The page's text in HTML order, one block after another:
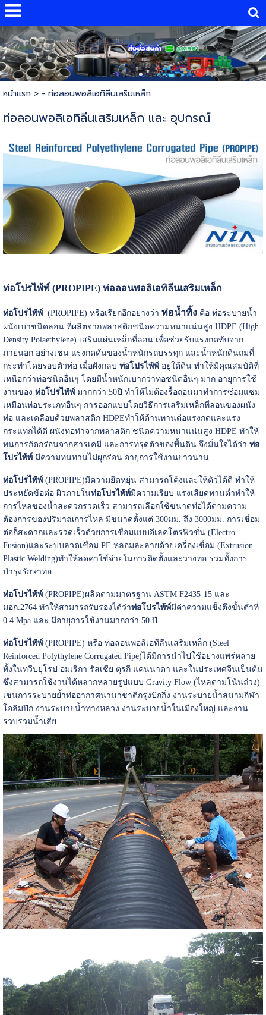
หน้าแรก> - ท่อลอนพอลิเอทิลีนเสริมเหล็ก
ท่อลอนพอลิเอทิลีนเสริมเหล็ก และ อุปกรณ์
ท่อโปรไพ้พ์ (PROPIPE) ท่อลอนพอลิเอทิลีนเสริมเหล็ก
ท่อโปรไพ้พ์(PROPIPE) หรือเรียกอีกอย่างว่า ท่อน้ำทิ้ง คือ ท่อระบายน้ำ
ผนังเบาชนิดลอน ที่ผลิตจากพลาสติกชนิดความหนาแน่นสูง HDPE (High
Density Polaethylene) เสริมแผ่นเหล็กที่ลอน เพื่อช่วยรับแรงกดทับจาก
ภายนอก อย่างเช่น แรงกดดันของน้ำหนักรถบรรทุก และน้ำหนักดินถมที่
กระทำโดยรอบตัวท่อ เมื่อฝังกลบ ท่อโปรไพ้พ์ อยู่ใต้ดิน ทำให้มีคุณสมบัติที่
เหนือกว่าท่อชนิดอื่นๆ โดยมีน้ำหนักเบากว่าท่อชนิดอื่นๆ มาก อายุการใช้
งานของ ท่อโปรไพ้พ์ มากกว่า 50ปี ทำให้ไม่ต้องรื้อถอนมาทำการซ่อมแซม
เหมือนท่อประเภทอื่นๆ การออกแบบโดยวิธีการเสริมเหล็กที่ลอนของผนัง
ท่อ และเคลือบด้วยพลาสติก HDPEทำให้ต้านทานต่อแรงกดและแรง
กระแทกได้ดี ผนังท่อทำจากพลาสติก ชนิดความหนาแน่นสูง HDPE ทำให้
ทนการกัดกร่อนจากสารเคมี และการทรุดตัวของพื้นดิน จึงมั่นใจได้ว่า ท่อ
โปรไพ้พ์ มีความทนทานไม่ผุกร่อน อายุการใช้งานยาวนาน
ท่อโปรไพ้พ์(PROPIPE)มีความยืดหยุ่น สามารถโค้งและให้ตัวได้ดี ทำให้
ประหยัดข้อต่อ ผิวภายในท่อโปรไพ้พ์มีความเรียบ แรงเสียดทานต่ำทำให้
การไหลของน้ำสะดวกรวดเร็ว สามารถเลือกใช้ขนาดท่อได้ตามความ
ต้องการของปริมาณการไหล มีขนาดตั้งแต่ 300มม. ถึง 3000มม. การเชื่อม
ต่อก็สะดวกและรวดเร็วด้วยการเชื่อมแบบอีเลคโตรฟิวชั่น (Electro
Fusion)และระบบลวดเชื่อม PE หลอมละลายด้วยเครื่องเชื่อม (Extrusion
Plastic Welding)ทำให้ลดค่าใช้จ่ายในการติดตั้งและวางท่อ รวมทั้งการ
บำรุงรักษาท่อ
ท่อโปรไพ้พ์(PROPIPE)ผลิตตามมาตรฐาน ASTM F2435-15 และ
มอก.2764 ทำให้สามารถรับรองได้ว่าท่อโปรไพ้พ์มีค่าความแข็งตึงขั้นต่ำที่
0.4 Mpa และ มีอายุการใช้งานมากกว่า 50 ปี
ท่อโปรไพ้พ์(PROPIPE) หรือ ท่อลอนพอลิเอทืลีนเสริมเหล็ก (Steel
Reinforced Polythylene Corrugated Pipe)ได้มีการนำไปใช้อย่างแพร่หลาย
ทั้งในทวีปยุโรป อมเริกา รัสเซีย ตุรกี แคนนาดา และในประเทศจีนเป็นต้น
ซึ่งสามารถใช้งานได้หลากหลายรูปแบบ Gravity Flow (ไหลตามโน้นถ่วง)
เช่นการระบายย้ำท่ออากาศนานาชาติกรุงปักกิ่ง งานระบายน้ำสนามกีฬา
โอลิมปิก งานระบายน้ำทางหลวง งานระบายน้ำในเมืองใหญ่ และงาน
รวบรวมน้ำเสีย